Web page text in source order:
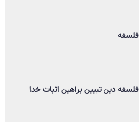
فلسفه
فلسفه دین تبیین براهین اثبات خدا